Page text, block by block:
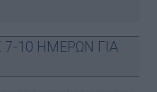
10 ΗΜΕΡΩΝ ΓΙΑ